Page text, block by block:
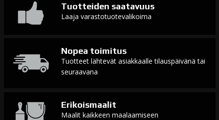
Tuotteiden saatavuus
Laaja varastotuotevalikoima
Nopea toimitus
Tuotteet lähtevät asiakkaalle tilauspäivänä tai
seuraavana
Erikoismaalit
Maalit kaikkeen maalaamiseen